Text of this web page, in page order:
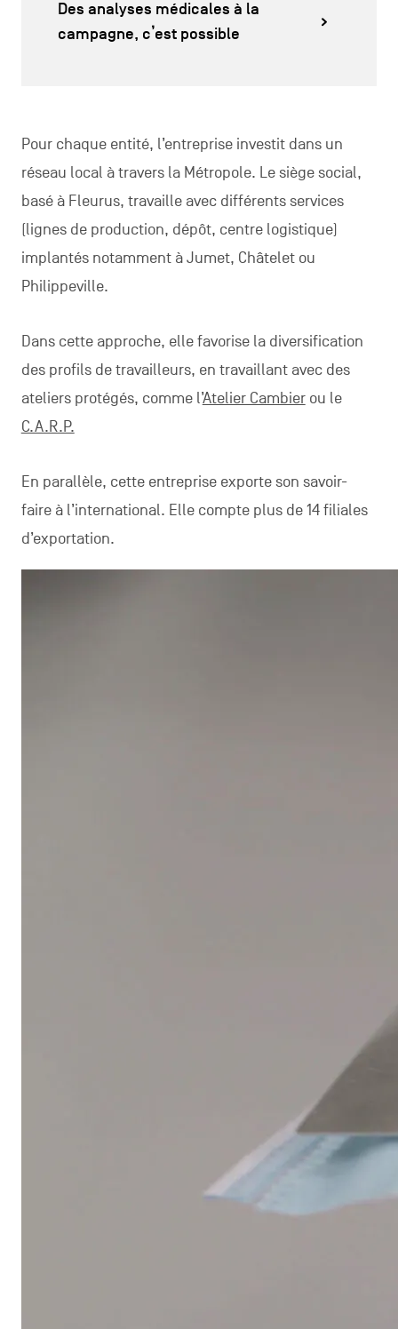
Des analyses médicales à la
campagne, c’est possible
Pour chaque entité, l’entreprise investit dans un
réseau local à travers la Métropole. Le siège social,
basé à Fleurus, travaille avec différents services
(lignes de production, dépôt, centre logistique)
implantés notamment à Jumet, Châtelet ou
Philippeville.
Dans cette approche, elle favorise la diversification
des profils de travailleurs, en travaillant avec des
ateliers protégés, comme l’Atelier Cambierou le
C.A.R.P.
En parallèle, cette entreprise exporte son savoir-
faire à l’international. Elle compte plus de 14 filiales
d’exportation.